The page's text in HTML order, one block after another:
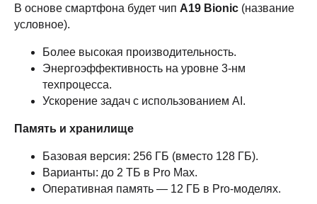
В основе смартфона будет чип A19 Bionic (название
условное).
Более высокая производительность.
Энергоэффективность на уровне 3-нм
техпроцесса.
Ускорение задач с использованием AI.
Память и хранилище
Базовая версия: 256 ГБ (вместо 128 ГБ).
Варианты: до 2 ТБ в Pro Max.
Оперативная память — 12 ГБ в Pro-моделях.